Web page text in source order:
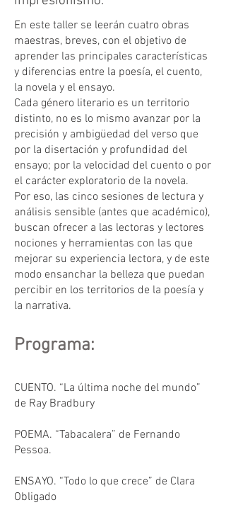
En este taller se leerán cuatro obras
maestras, breves, con el objetivo de
aprender las principales características
y diferencias entre la poesía, el cuento,
la novela y el ensayo.
Cada género literario es un territorio
distinto, no es lo mismo avanzar por la
precisión y ambigüedad del verso que
por la disertación y profundidad del
ensayo; por la velocidad del cuento o por
el carácter exploratorio de la novela.
Por eso, las cinco sesiones de lectura y
análisis sensible (antes que académico),
buscan ofrecer a las lectoras y lectores
nociones y herramientas con las que
mejorar su experiencia lectora, y de este
modo ensanchar la belleza que puedan
percibir en los territorios de la poesía y
la narrativa.
Programa:
CUENTO. “La última noche del mundo”
de Ray Bradbury
POEMA. “Tabacalera” de Fernando
Pessoa.
ENSAYO. “Todo lo que crece” de Clara
Obligado